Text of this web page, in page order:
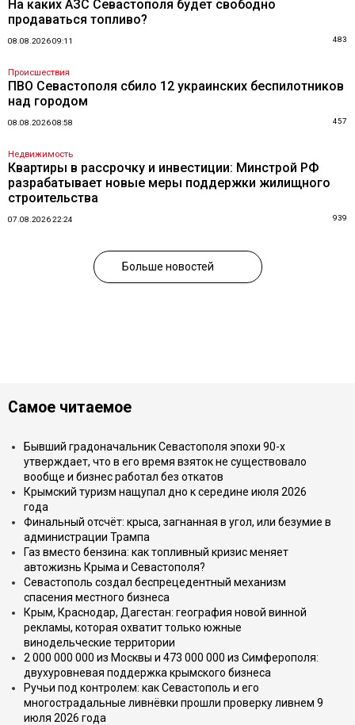
На каких АЗС Севастополя будет свободно
продаваться топливо?
08.08.2026 09:11 483
Происшествия
ПВО Севастополя сбило 12 украинских беспилотников
над городом
08.08.2026 08:58 457
Недвижимость
Квартиры в рассрочку и инвестиции: Минстрой РФ
разрабатывает новые меры поддержки жилищного
строительства
07.08.2026 22:24 939
Больше новостей
Самое читаемое
Бывший градоначальник Севастополя эпохи 90-х
утверждает, что в его время взяток не существовало
вообще и бизнес работал без откатов
Крымский туризм нащупал дно к середине июля 2026
года
Финальный отсчёт: крыса, загнанная в угол, или безумие в
администрации Трампа
Газ вместо бензина: как топливный кризис меняет
автожизнь Крыма и Севастополя?
Севастополь создал беспрецедентный механизм
спасения местного бизнеса
Крым, Краснодар, Дагестан: география новой винной
рекламы, которая охватит только южные
винодельческие территории
2 000 000 000 из Москвы и 473 000 000 из Симферополя:
двухуровневая поддержка крымского бизнеса
Ручьи под контролем: как Севастополь и его
многострадальные ливнёвки прошли проверку ливнем 9
июля 2026 года